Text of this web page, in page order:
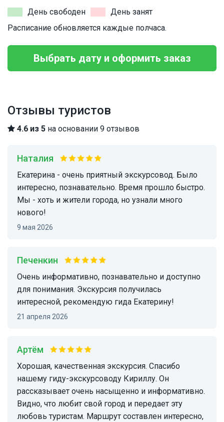
День свободен
День занят
Расписание обновляется каждые полчаса.
Выбрать дату и оформить заказ
Отзывы туристов
4.6 из 5 на основании 9 отзывов
Наталия
Екатерина - очень приятный экскурсовод. Было
интересно, познавательно. Время прошло быстро.
Мы - хоть и жители города, но узнали много
нового!
9 мая 2026
Печенкин
Очень информативно, познавательно и доступно
для понимания. Экскурсия получилась
интересной, рекомендую гида Екатерину!
21 апреля 2026
Артём
Хорошая, качественная экскурсия. Спасибо
нашему гиду-экскурсоводу Кириллу. Он
рассказывает очень насыщенно и информативно.
Видно, что любит свой город и передает эту
любовь туристам. Маршрут составлен интересно,